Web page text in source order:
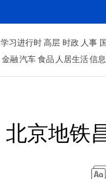
学习进行时 高层 时政 人事
金融 汽车 食品 人居生活信
北京地铁